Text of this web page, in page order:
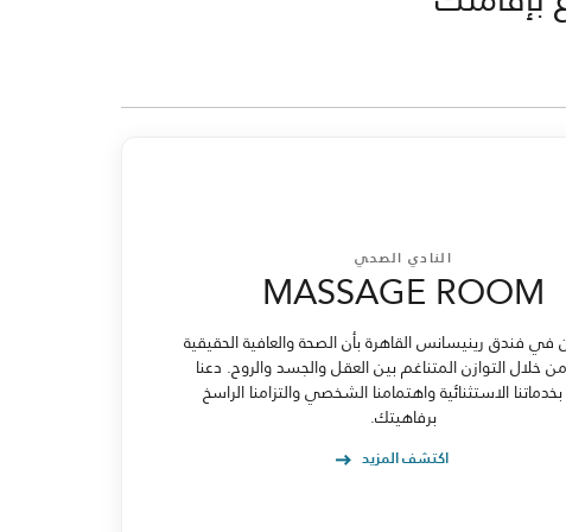
النادي الصحي
MASSAGE ROOM
فندق رينيسانس القاهرة بأن الصحة والعافية الحقيقية
خلال التوازن المتناغم بين العقل والجسد والروح. دعنا
الاستثنائية واهتمامنا الشخصي والتزامنا الراسخ
برفاهيتك.
اكتشف المزيد